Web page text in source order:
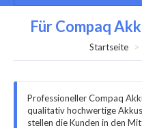
Für Compaq
Startseite
Professioneller Compaq
qualitativ hochwertige
stellen die Kunden in den